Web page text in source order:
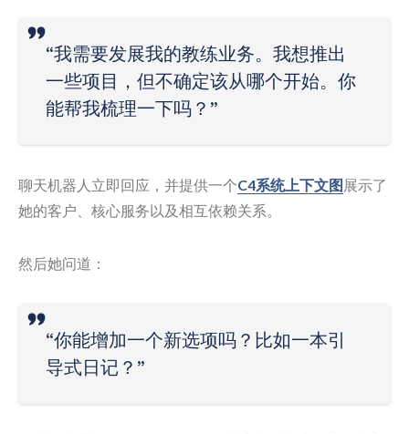
“我需要发展我的教练业务。我想推出
一些项目，但不确定该从哪个开始。你
能帮我梳理一下吗？”
聊天机器人立即回应，并提供一个C4系统上下文图展示了
她的客户、核心服务以及相互依赖关系。
然后她问道：
“你能增加一个新选项吗？比如一本引
导式日记？”